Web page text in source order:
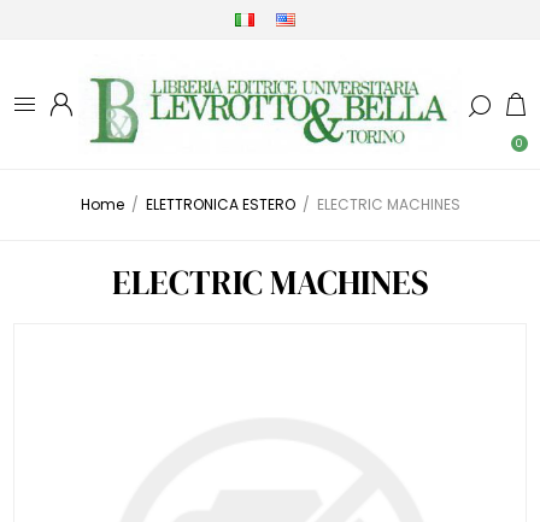
0
Home / ELETTRONICA ESTERO / ELECTRIC MACHINES
ELECTRIC MACHINES